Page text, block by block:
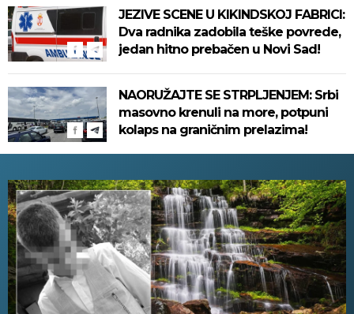
JEZIVE SCENE U KIKINDSKOJ FABRICI:
Dva radnika zadobila teške povrede,
jedan hitno prebačen u Novi Sad!
NAORUŽAJTE SE STRPLJENJEM: Srbi
masovno krenuli na more, potpuni
kolaps na graničnim prelazima!